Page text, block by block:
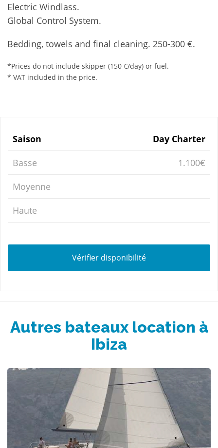
Electric Windlass.
Global Control System.
Bedding, towels and final cleaning. 250-300 €.
*Prices do not include skipper (150 €/day) or fuel.
* VAT included in the price.
Saison Day Charter
Basse 1.100€
Moyenne
Haute
Vérifier disponibilité
Autres bateaux location à
Ibiza